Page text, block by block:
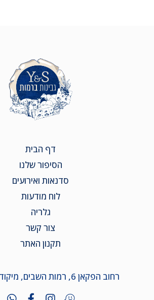
דף הבית
הסיפור שלנו
סדנאות ואירועים
לוח מודעות
גלריה
צור קשר
תקנון האתר
רחוב הפקאן 6, רמות השבים, מיקוד 4593000